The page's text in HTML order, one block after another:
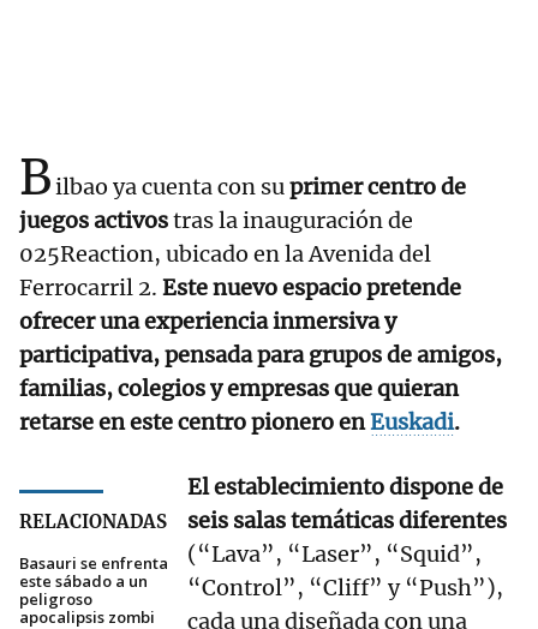
Bilbao ya cuenta con suprimer centro de
juegos activostras la inauguración de
025Reaction, ubicado en la Avenida del
Ferrocarril 2. Este nuevo espacio pretende
ofrecer una experiencia inmersiva y
participativa, pensada para grupos de amigos,
familias, colegios y empresas que quieran
retarse en este centro pionero enEuskadi.
RELACIONADAS
Basauri se enfrenta
este sábado a un
peligroso
apocalipsis zombi
El establecimiento dispone de
seis salas temáticas diferentes
(“Lava”, “Laser”, “Squid”,
“Control”, “Cliff” y “Push”),
cada una diseñada con una